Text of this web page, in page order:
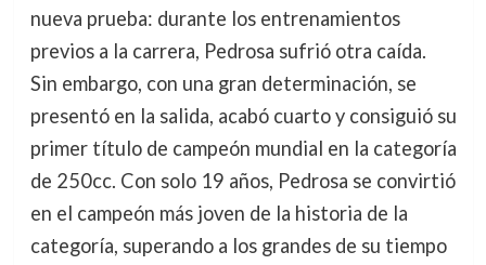
nueva prueba: durante los entrenamientos
previos a la carrera, Pedrosa sufrió otra caída.
Sin embargo, con una gran determinación, se
presentó en la salida, acabó cuarto y consiguió su
primer título de campeón mundial en la categoría
de 250cc. Con solo 19 años, Pedrosa se convirtió
en el campeón más joven de la historia de la
categoría, superando a los grandes de su tiempo